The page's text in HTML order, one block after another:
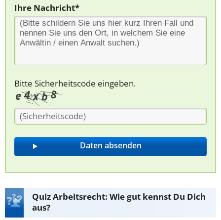
Ihre Nachricht*
Bitte Sicherheitscode eingeben.
Quiz Arbeitsrecht: Wie gut kennst Du Dich
aus?